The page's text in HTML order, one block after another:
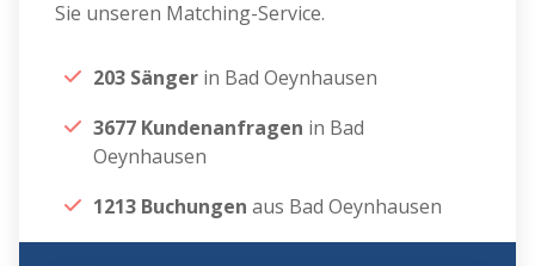
Sie unseren Matching-Service.
203 Sänger in Bad Oeynhausen
3677 Kundenanfragen in Bad
Oeynhausen
1213 Buchungen aus Bad Oeynhausen